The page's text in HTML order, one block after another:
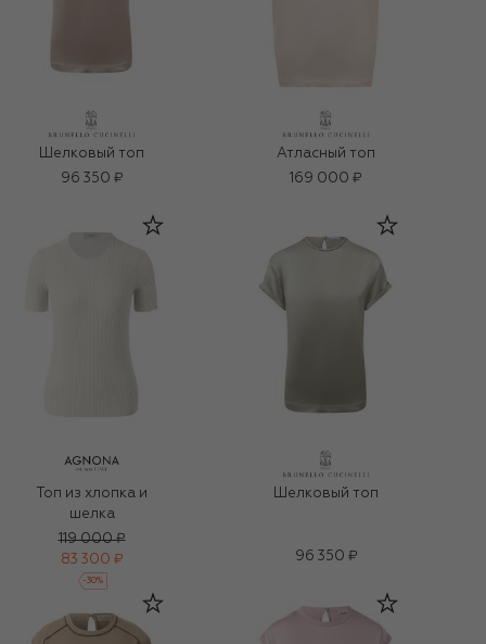
Шелковый топ
96 350 ₽
Атласный топ
169 000 ₽
Топ из хлопка и
шелка
119 000 ₽
83 300 ₽
-30%
Шелковый топ
96 350 ₽